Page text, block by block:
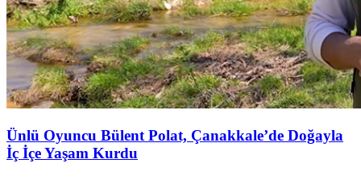
Ünlü Oyuncu Bülent Polat, Çanakkale’de Doğayla
İç İçe Yaşam Kurdu